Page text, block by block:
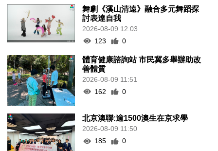
舞劇《溪山清遠》融合多元舞蹈探
討表達自我
2026-08-09 12:03
123
0
體育健康諮詢站 市民冀多舉辦助改
善體質
2026-08-09 11:51
162
0
北京澳聯:逾1500澳生在京求學
2026-08-09 11:50
185
0